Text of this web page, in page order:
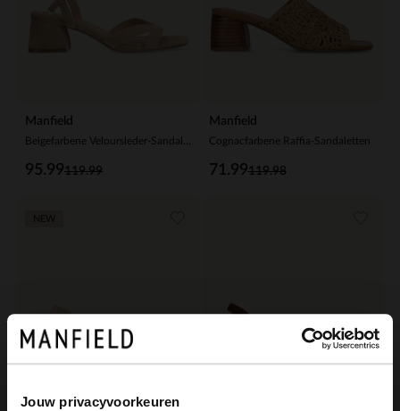
Jouw privacyvoorkeuren
Manfield
119.99
95.99
Manfield
Cognacfarbene Raffia-Sandaletten
119.98
71.99